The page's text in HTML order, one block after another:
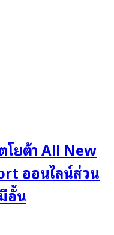
โยต้า All New
ออนไลน์ส่วน
อั้น